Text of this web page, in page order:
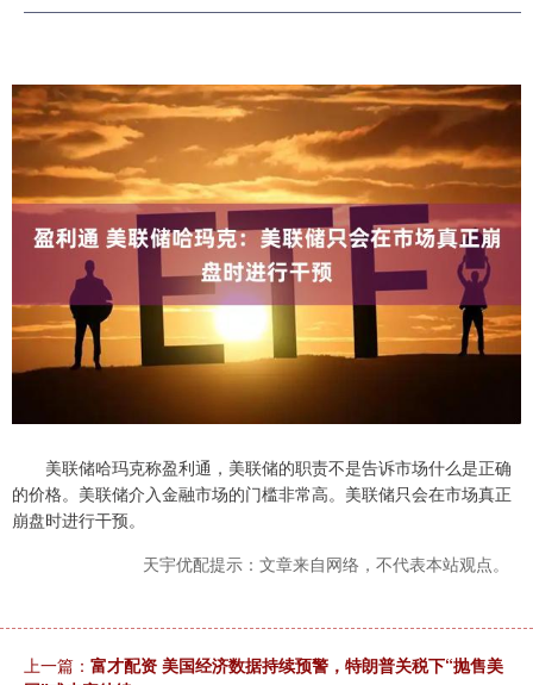
美联储哈玛克称盈利通，美联储的职责不是告诉市场什么是正确
的价格。美联储介入金融市场的门槛非常高。美联储只会在市场真正
崩盘时进行干预。
天宇优配提示：文章来自网络，不代表本站观点。
上一篇： 富才配资 美国经济数据持续预警，特朗普关税下“抛售美